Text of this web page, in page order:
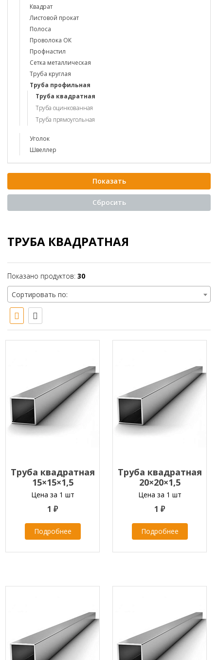
Квадрат
Листовой прокат
Полоса
Проволока ОК
Профнастил
Сетка металлическая
Труба круглая
Труба профильная
Труба квадратная
Труба оцинкованная
Труба прямоугольная
Уголок
Швеллер
ТРУБА КВАДРАТНАЯ
Показано продуктов: 30
Сортировать по:
Труба квадратная
15×15×1,5
Цена за 1 шт
1 ₽
Подробнее
Труба квадратная
20×20×1,5
Цена за 1 шт
1 ₽
Подробнее